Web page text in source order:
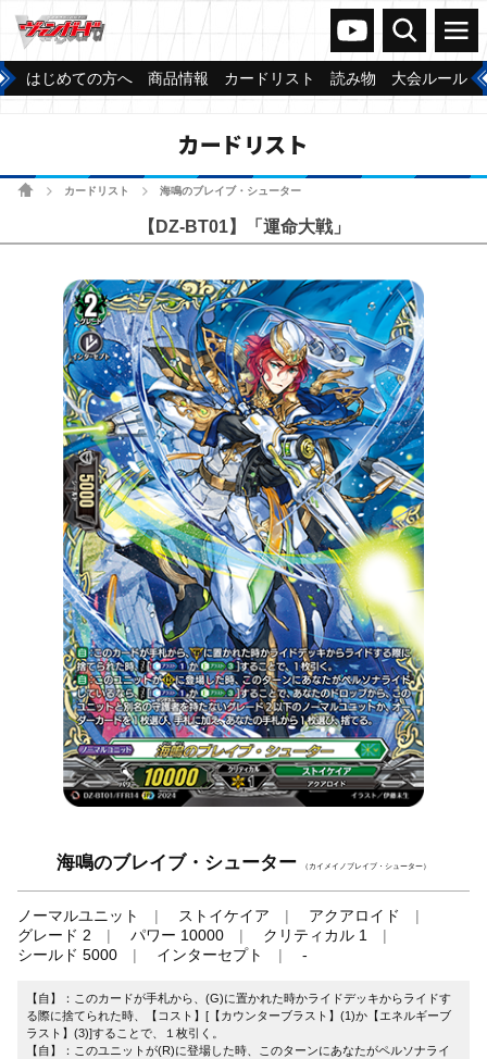
ヴァンガードch
検索 メニュー
はじめての方へ 商品情報 カードリスト 読み物 大会ルール
カードリスト
ホームカードリスト 海鳴のブレイブ・シューター
【DZ-BT01】「運命大戦」
海鳴のブレイブ・シューター （カイメイノブレイブ・シューター）
ノーマルユニット ストイケイア
アクアロイド
グレード 2
パワー 10000
クリティカル 1
シールド 5000
インターセプト -
【自】：このカードが手札から、(G)に置かれた時かライドデッキからライドす
る際に捨てられた時、【コスト】[【カウンターブラスト】(1)か【エネルギーブ
ラスト】(3)]することで、１枚引く。
【自】：このユニットが(R)に登場した時、このターンにあなたがペルソナライ